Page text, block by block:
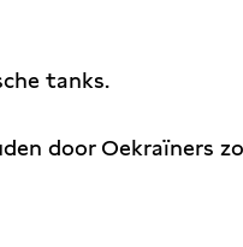
tanks.
door Oekraïners